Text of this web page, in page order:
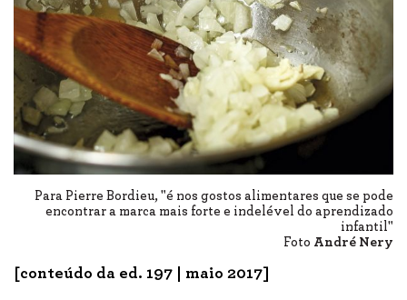
Para Pierre Bordieu, "é nos gostos alimentares que se pode
encontrar a marca mais forte e indelével do aprendizado
infantil"
Foto André Nery
[conteúdo da ed. 197 | maio 2017]